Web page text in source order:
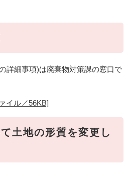
詳細事項)は廃棄物対策課の窓口で
イル／56KB]
土地の形質を変更し